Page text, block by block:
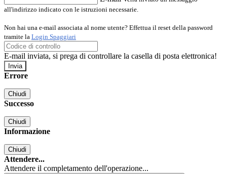
all'indirizzo indicato con le istruzioni necessarie.
Non hai una e-mail associata al nome utente? Effettua il reset della password
tramite la Login Spaggiari
E-mail inviata, si prega di controllare la casella di posta elettronica!
Errore
Chiudi
Successo
Chiudi
Informazione
Chiudi
Attendere...
Attendere il completamento dell'operazione...